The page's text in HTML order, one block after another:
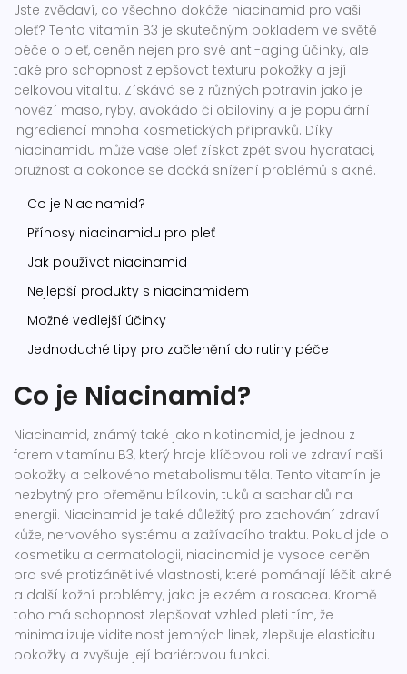
Jste zvědaví, co všechno dokáže niacinamid pro vaši
pleť? Tento vitamín B3 je skutečným pokladem ve světě
péče o pleť, ceněn nejen pro své anti-aging účinky, ale
také pro schopnost zlepšovat texturu pokožky a její
celkovou vitalitu. Získává se z různých potravin jako je
hovězí maso, ryby, avokádo či obiloviny a je populární
ingrediencí mnoha kosmetických přípravků. Díky
niacinamidu může vaše pleť získat zpět svou hydrataci,
pružnost a dokonce se dočká snížení problémů s akné.
Co je Niacinamid?
Přínosy niacinamidu pro pleť
Jak používat niacinamid
Nejlepší produkty s niacinamidem
Možné vedlejší účinky
Jednoduché tipy pro začlenění do rutiny péče
Co je Niacinamid?
Niacinamid, známý také jako nikotinamid, je jednou z
forem vitamínu B3, který hraje klíčovou roli ve zdraví naší
pokožky a celkového metabolismu těla. Tento vitamín je
nezbytný pro přeměnu bílkovin, tuků a sacharidů na
energii. Niacinamid je také důležitý pro zachování zdraví
kůže, nervového systému a zažívacího traktu. Pokud jde o
kosmetiku a dermatologii, niacinamid je vysoce ceněn
pro své protizánětlivé vlastnosti, které pomáhají léčit akné
a další kožní problémy, jako je ekzém a rosacea. Kromě
toho má schopnost zlepšovat vzhled pleti tím, že
minimalizuje viditelnost jemných linek, zlepšuje elasticitu
pokožky a zvyšuje její bariérovou funkci.